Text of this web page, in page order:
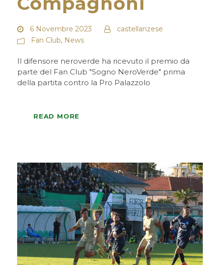
6 Novembre 2023
castellanzese
Fan Club, News
Il difensore neroverde ha ricevuto il premio da
parte del Fan Club "Sogno NeroVerde" prima
della partita contro la Pro Palazzolo
READ MORE